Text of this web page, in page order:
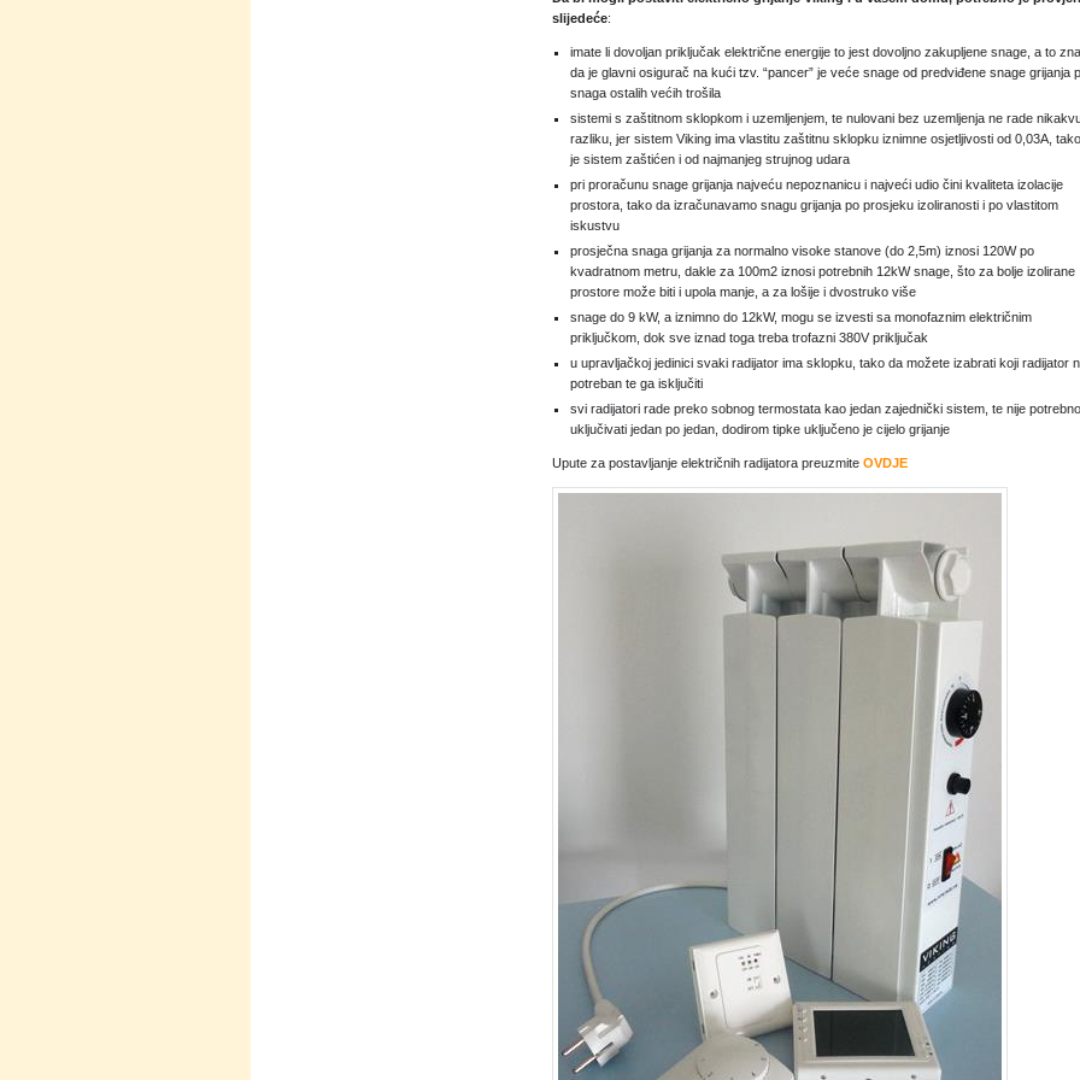
slijedeće:
imate li dovoljan priključak električne energije to jest dovoljno zakupljene snage, a to
da je glavni osigurač na kući tzv. “pancer” je veće snage od predviđene snage grijanja
snaga ostalih većih trošila
sistemi s zaštitnom sklopkom i uzemljenjem, te nulovani bez uzemljenja ne rade
razliku, jer sistem Viking ima vlastitu zaštitnu sklopku iznimne osjetljivosti od 0,03A,
je sistem zaštićen i od najmanjeg strujnog udara
pri proračunu snage grijanja najveću nepoznanicu i najveći udio čini kvaliteta izolacije
prostora, tako da izračunavamo snagu grijanja po prosjeku izoliranosti i po vlastitom
iskustvu
prosječna snaga grijanja za normalno visoke stanove (do 2,5m) iznosi 120W po
kvadratnom metru, dakle za 100m2 iznosi potrebnih 12kW snage, što za bolje izolirane
prostore može biti i upola manje, a za lošije i dvostruko više
snage do 9 kW, a iznimno do 12kW, mogu se izvesti sa monofaznim električnim
priključkom, dok sve iznad toga treba trofazni 380V priključak
u upravljačkoj jedinici svaki radijator ima sklopku, tako da možete izabrati koji radijator
potreban te ga isključiti
svi radijatori rade preko sobnog termostata kao jedan zajednički sistem, te nije potrebno
uključivati jedan po jedan, dodirom tipke uključeno je cijelo grijanje
Upute za postavljanje električnih radijatora preuzmite OVDJE